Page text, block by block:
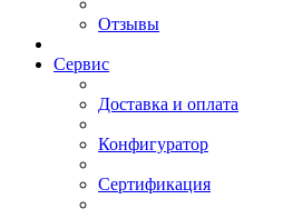
Отзывы
Сервис
Доставка и оплата
Конфигуратор
Сертификация